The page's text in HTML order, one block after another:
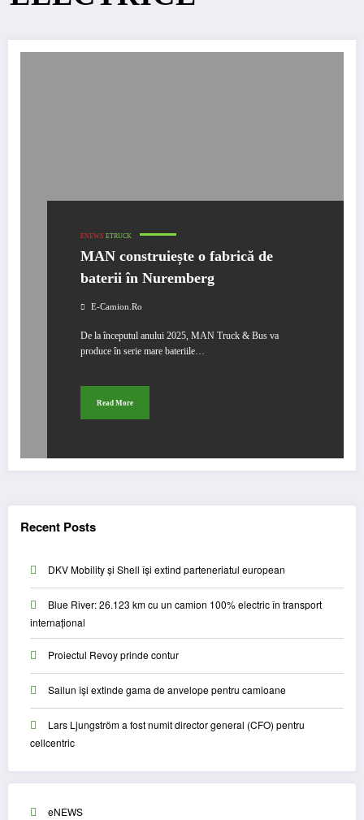
ENEWS ETRUCK
MAN construiește o fabrică de
baterii în Nuremberg
E-Camion.ro
De la începutul anului 2025, MAN Truck & Bus va
produce în serie mare bateriile…
Read More
Recent Posts
DKV Mobility și Shell își extind parteneriatul european
Blue River: 26.123 km cu un camion 100% electric în transport
internațional
Proiectul Revoy prinde contur
Sailun își extinde gama de anvelope pentru camioane
Lars Ljungström a fost numit director general (CFO) pentru
cellcentric
eNEWS